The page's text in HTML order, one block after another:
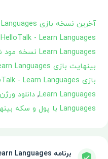
آخرین نسخه بازی HelloTalk - Learn Languages
HelloTalk - Learn Languages مود جدید
Learn Languages نسخه مود شده با پول بینهایت
بینهایت بازی HelloTalk - Learn Languages
بازی HelloTalk - Learn Languages
Learn Languages
,
Languages با پول و سکه بینهایت